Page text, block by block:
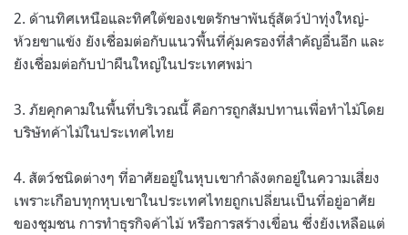
2. ด้านทิศเหนือและทิศใต้ของเขตรักษาพันธุ์สัตว์ป่าทุ่งใหญ่-
ห้วยขาแข้ง ยังเชื่อมต่อกับแนวพื้นที่คุ้มครองที่สำคัญอื่นอีก และ
ยังเชื่อมต่อกับป่าผืนใหญ่ในประเทศพม่า
3. ภัยคุกคามในพื้นที่บริเวณนี้ คือการถูกสัมปทานเพื่อทำไม้โดย
บริษัทค้าไม้ในประเทศไทย
4. สัตว์ชนิดต่างๆ ที่อาศัยอยู่ในหุบเขากำลังตกอยู่ในความเสี่ยง
เพราะเกือบทุกหุบเขาในประเทศไทยถูกเปลี่ยนเป็นที่อยู่อาศัย
ของชุมชน การทำธุรกิจค้าไม้ หรือการสร้างเขื่อน ซึ่งยังเหลือแต่